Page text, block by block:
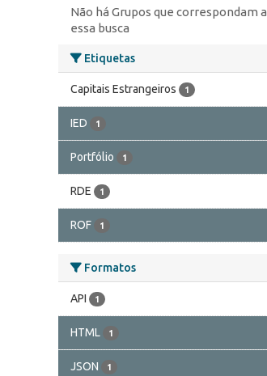
Não há Grupos que correspondam a
essa busca
Etiquetas
Capitais Estrangeiros 1
IED 1
Portfólio 1
RDE 1
ROF 1
Formatos
API 1
HTML 1
JSON 1